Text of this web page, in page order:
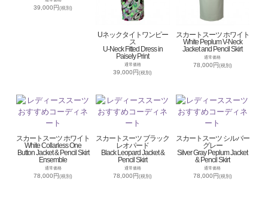
39,000円(税別)
Uネックタイトワンピー
ス
U-Neck Fitted Dress in
Paisely Print
通常価格
39,000円(税別)
スカートスーツ ホワイト
White Peplum V-Neck
Jacket and Pencil Skirt
通常価格
78,000円(税別)
スカートスーツ ホワイト
White Collarless One
Button Jacket & Pencil Skirt
Ensemble
通常価格
78,000円(税別)
スカートスーツ ブラック
レオパード
Black Leopard Jacket &
Pencil Skirt
通常価格
78,000円(税別)
スカートスーツ シルバー
グレー
Silver Gray Peplum Jacket
& Pencil Skirt
通常価格
78,000円(税別)